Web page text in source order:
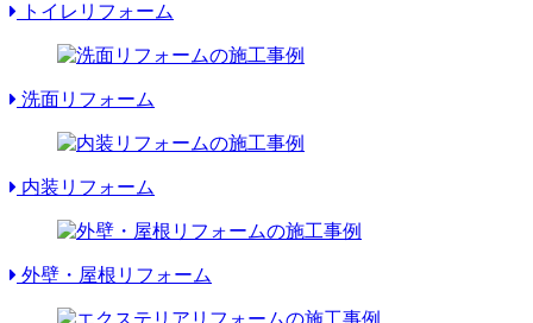
トイレリフォーム
洗面リフォーム
内装リフォーム
外壁・屋根リフォーム